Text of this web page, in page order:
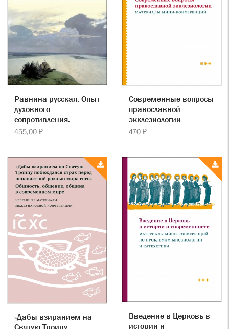
Равнина русская. Опыт
духовного
сопротивления.
455,00 ₽
Современные вопросы
православной
экклезиологии
470 ₽
«Дабы взиранием на
Святую Троицу
Введение в Церковь в
истории и